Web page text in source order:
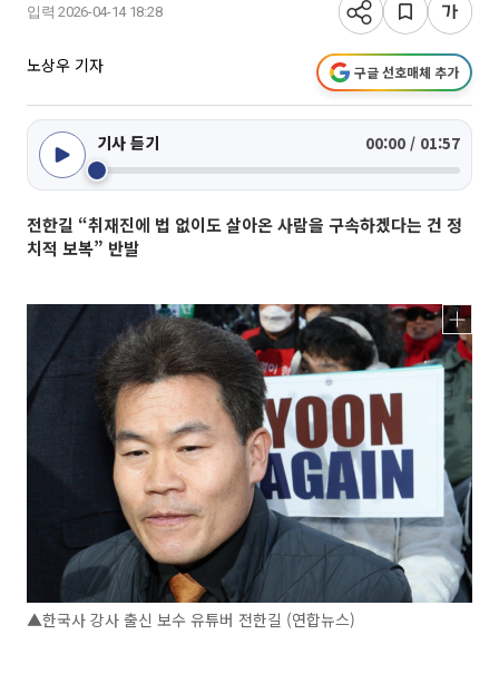
입력 2026-04-14 18:28
노상우 기자 구글 선호매체 추가
기사 듣기 00:00 / 01:57
전한길 “취재진에 법 없이도 살아온 사람을 구속하겠다는 건 정
치적 보복” 반발
▲한국사 강사 출신 보수 유튜버 전한길 (연합뉴스)